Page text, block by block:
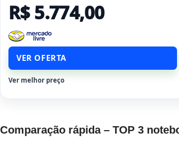
R$ 5.774,00
VER OFERTA
Ver melhor preço
Comparação rápida – TOP 3